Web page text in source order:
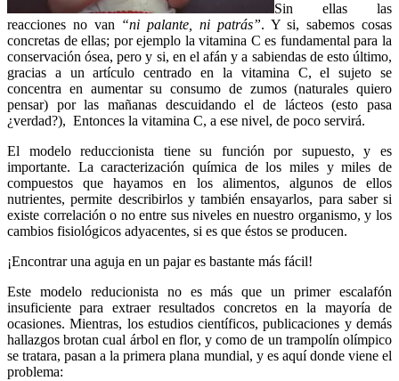
Sin ellas las
reacciones no van “ni palante, ni patrás”. Y si, sabemos cosas
concretas de ellas; por ejemplo la vitamina C es fundamental para la
conservación ósea, pero y si, en el afán y a sabiendas de esto último,
gracias a un artículo centrado en la vitamina C, el sujeto se
concentra en aumentar su consumo de zumos (naturales quiero
pensar) por las mañanas descuidando el de lácteos (esto pasa
¿verdad?), Entonces la vitamina C, a ese nivel, de poco servirá.
El modelo reduccionista tiene su función por supuesto, y es
importante. La caracterización química de los miles y miles de
compuestos que hayamos en los alimentos, algunos de ellos
nutrientes, permite describirlos y también ensayarlos, para saber si
existe correlación o no entre sus niveles en nuestro organismo, y los
cambios fisiológicos adyacentes, si es que éstos se producen.
¡Encontrar una aguja en un pajar es bastante más fácil!
Este modelo reducionista no es más que un primer escalafón
insuficiente para extraer resultados concretos en la mayoría de
ocasiones. Mientras, los estudios científicos, publicaciones y demás
hallazgos brotan cual árbol en flor, y como de un trampolín olímpico
se tratara, pasan a la primera plana mundial, y es aquí donde viene el
problema: